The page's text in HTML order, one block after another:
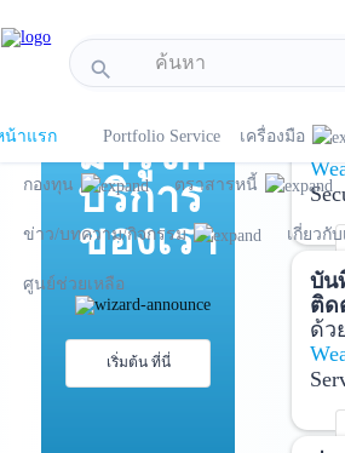
search
น้าแรก
Portfolio Service เครื่องมือ
กองทุน ตราสารหนี้
ข่าว/บทความ/กิจกรรม เกี่ยวกับ
ศูนย์ช่วยเหลือ
แนะนำ
มารู้จัก
บริการ
ของเรา
เริ่มต้น ที่นี่
เปิ
ลง
ได้
บัน
ติด
ด้ว